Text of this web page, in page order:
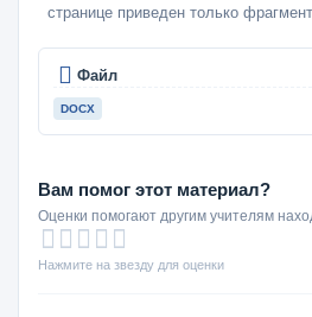
странице приведен только
Файл
DOCX
Вам помог этот материал?
Оценки помогают другим учителям
Нажмите на звезду для оценки